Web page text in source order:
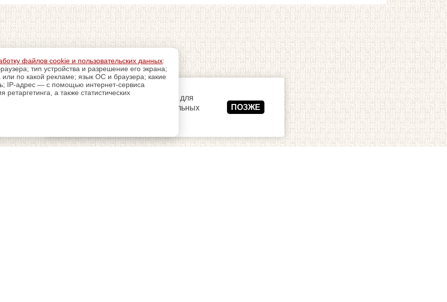
файлов cookie и пользовательских данных:
тип устройства и разрешение его экрана;
или по какой рекламе; язык ОС и браузера; какие
IP-адрес — с помощью интернет-сервиса
а также статистических
Пройдитерегистрацию
для
использования дополнительных
ПОЗЖЕ